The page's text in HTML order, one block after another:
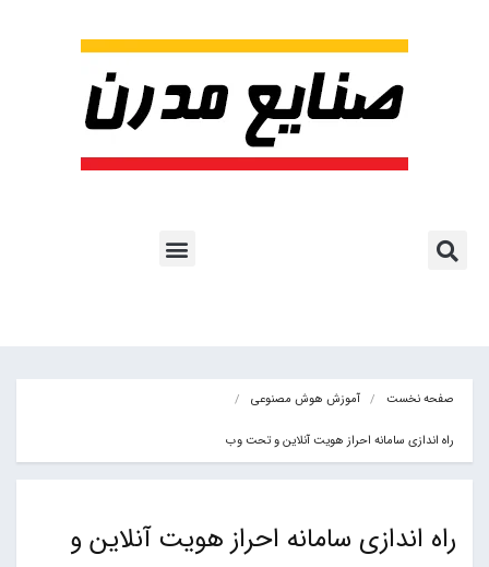
صفحه نخست آموزش هوش مصنوعی
راه اندازی سامانه احراز هویت آنلاین و تحت وب
راه اندازی سامانه احراز هویت آنلاین و